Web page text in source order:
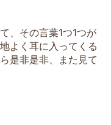
、その言葉1つ1つが
よく耳に入ってくる
是非是非、また見て